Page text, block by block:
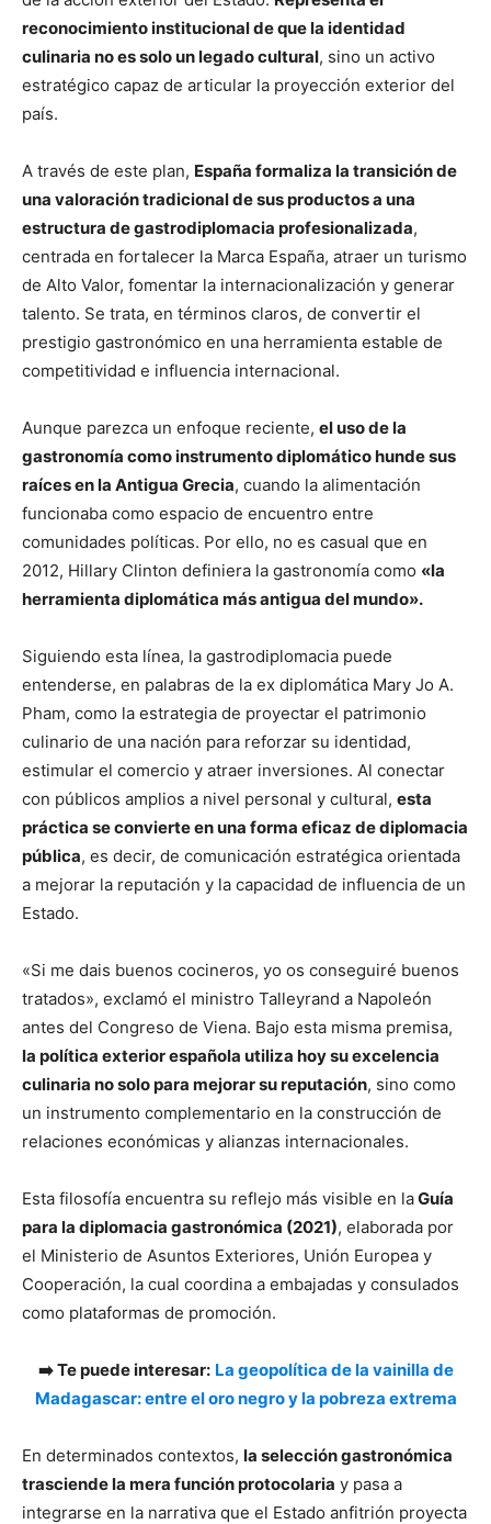
reconocimiento institucional de que la identidad
culinaria no es solo un legado cultural, sino un activo
estratégico capaz de articular la proyección exterior del
país.
A través de este plan, España formaliza la transición de
una valoración tradicional de sus productos a una
estructura de gastrodiplomacia profesionalizada,
centrada en fortalecer la Marca España, atraer un turismo
de Alto Valor, fomentar la internacionalización y generar
talento. Se trata, en términos claros, de convertir el
prestigio gastronómico en una herramienta estable de
competitividad e influencia internacional.
Aunque parezca un enfoque reciente, el uso de la
gastronomía como instrumento diplomático hunde sus
raíces en la Antigua Grecia, cuando la alimentación
funcionaba como espacio de encuentro entre
comunidades políticas. Por ello, no es casual que en
2012, Hillary Clinton definiera la gastronomía como «la
herramienta diplomática más antigua del mundo».
Siguiendo esta línea, la gastrodiplomacia puede
entenderse, en palabras de la ex diplomática Mary Jo A.
Pham, como la estrategia de proyectar el patrimonio
culinario de una nación para reforzar su identidad,
estimular el comercio y atraer inversiones. Al conectar
con públicos amplios a nivel personal y cultural, esta
práctica se convierte en una forma eficaz de diplomacia
pública, es decir, de comunicación estratégica orientada
a mejorar la reputación y la capacidad de influencia de un
Estado.
«Si me dais buenos cocineros, yo os conseguiré buenos
tratados», exclamó el ministro Talleyrand a Napoleón
antes del Congreso de Viena. Bajo esta misma premisa,
la política exterior española utiliza hoy su excelencia
culinaria no solo para mejorar su reputación, sino como
un instrumento complementario en la construcción de
relaciones económicas y alianzas internacionales.
Esta filosofía encuentra su reflejo más visible en laGuía
para la diplomacia gastronómica (2021), elaborada por
el Ministerio de Asuntos Exteriores, Unión Europea y
Cooperación, la cual coordina a embajadas y consulados
como plataformas de promoción.
➡️Te puede interesar: La geopolítica de la vainilla de
Madagascar: entre el oro negro y la pobreza extrema
En determinados contextos, la selección gastronómica
trasciende la mera función protocolaria y pasa a
integrarse en la narrativa que el Estado anfitrión proyecta